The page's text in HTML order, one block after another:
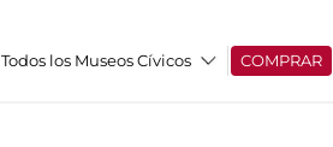
Todos los Museos Cívicos COMPRAR